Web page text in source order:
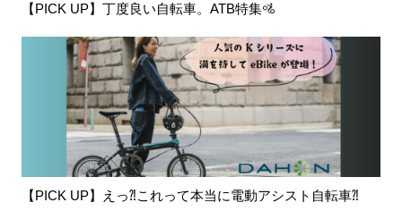
【PICK UP】丁度良い自転車。ATB特集🚵
【PICK UP】えっ⁈これって本当に電動アシスト自転車⁈